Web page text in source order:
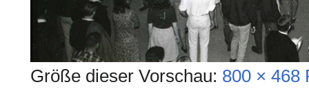
Größe dieser Vorschau: 800 × 468